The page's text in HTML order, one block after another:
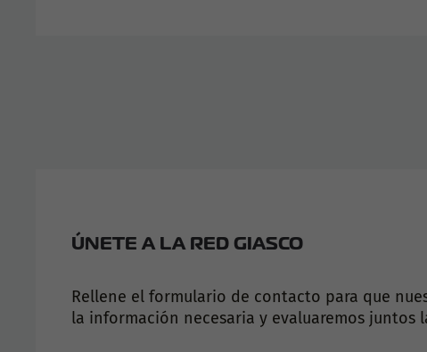
ÚNETE A LA RED GIASCO
Rellene el formulario de contacto para que
la información necesaria y evaluaremos